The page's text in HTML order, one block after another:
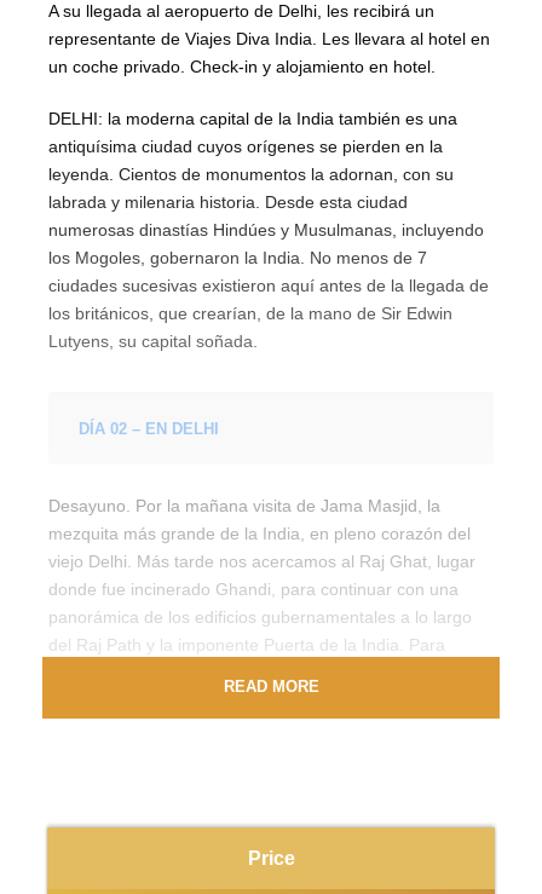
Price
A su llegada al aeropuerto de Delhi, les recibirá un
representante de Viajes Diva India. Les llevara al hotel en
un coche privado. Check-in y alojamiento en hotel.
DELHI: la moderna capital de la India también es una
antiquísima ciudad cuyos orígenes se pierden en la
leyenda. Cientos de monumentos la adornan, con su
labrada y milenaria historia. Desde esta ciudad
numerosas dinastías Hindúes y Musulmanas, incluyendo
los Mogoles, gobernaron la India. No menos de 7
ciudades sucesivas existieron aquí antes de la llegada de
los británicos, que crearían, de la mano de Sir Edwin
Lutyens, su capital soñada.
DÍA 02 – EN DELHI
Desayuno. Por la mañana visita de Jama Masjid, la
mezquita más grande de la India, en pleno corazón del
viejo Delhi. Más tarde nos acercamos al Raj Ghat, lugar
donde fue incinerado Ghandi, para continuar con una
panorámica de los edificios gubernamentales a lo largo
del Raj Path y la imponente Puerta de la India. Para
READ MORE